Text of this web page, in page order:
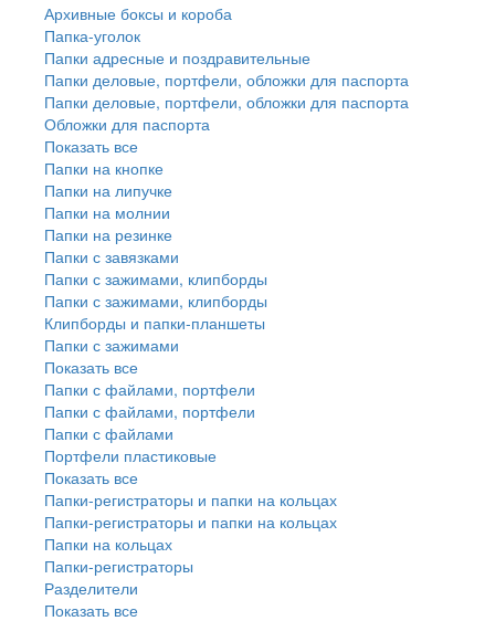
Архивные боксы и короба
Папка-уголок
Папки адресные и поздравительные
Папки деловые, портфели, обложки для паспорта
Папки деловые, портфели, обложки для паспорта
Обложки для паспорта
Показать все
Папки на кнопке
Папки на липучке
Папки на молнии
Папки на резинке
Папки с завязками
Папки с зажимами, клипборды
Папки с зажимами, клипборды
Клипборды и папки-планшеты
Папки с зажимами
Показать все
Папки с файлами, портфели
Папки с файлами, портфели
Папки с файлами
Портфели пластиковые
Показать все
Папки-регистраторы и папки на кольцах
Папки-регистраторы и папки на кольцах
Папки на кольцах
Папки-регистраторы
Разделители
Показать все